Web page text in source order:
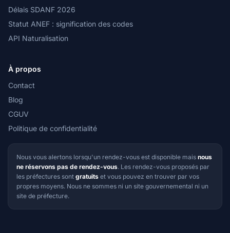
Délais SDANF 2026
Statut ANEF : signification des codes
API Naturalisation
À propos
Contact
Blog
CGUV
Politique de confidentialité
Nous vous alertons lorsqu'un rendez-vous est disponible mais nous
ne réservons pas de rendez-vous. Les rendez-vous proposés par
les préfectures sont gratuits et vous pouvez en trouver par vos
propres moyens. Nous ne sommes ni un site gouvernemental ni un
site de préfecture.